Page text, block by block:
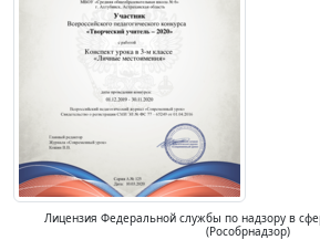
Лицензия Федеральной службы по надзору в
(Рособрнадзор)